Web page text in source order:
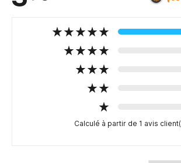
Calculé à partir de 1 avis